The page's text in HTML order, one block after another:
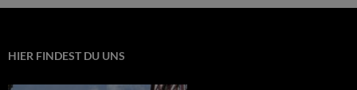
HIER FINDEST DU UNS